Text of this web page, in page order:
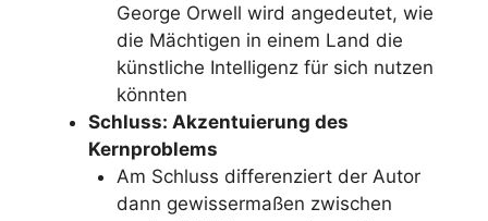
George Orwell wird angedeutet, wie
die Mächtigen in einem Land die
künstliche Intelligenz für sich nutzen
könnten
Schluss: Akzentuierung des
Kernproblems
Am Schluss differenziert der Autor
dann gewissermaßen zwischen